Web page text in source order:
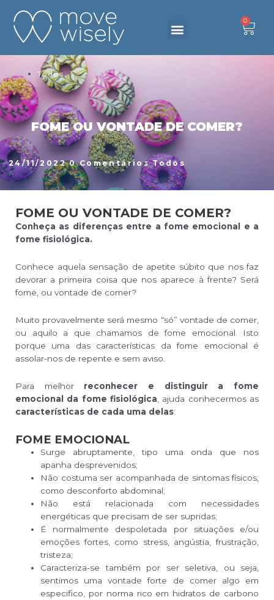
0
Todos
FOME OU VONTADE DE COMER?
24/11/2022 0 Comentários Todos
FOME OU VONTADE DE COMER?
Conheça as diferenças entre a fome emocional e a
fome fisiológica.
Conhece aquela sensação de apetite súbito que nos faz
devorar a primeira coisa que nos aparece à frente? Será
fome, ou vontade de comer?
Muito provavelmente será mesmo “só” vontade de comer,
ou aquilo a que chamamos de fome emocional. Isto
porque uma das características da fome emocional é
assolar-nos de repente e sem aviso.
Para melhor reconhecer e distinguir a fome
emocional da fome fisiológica , ajuda conhecermos as
características de cada uma delas:
FOME EMOCIONAL
Surge abruptamente, tipo uma onda que nos
apanha desprevenidos;
Não costuma ser acompanhada de sintomas físicos,
como desconforto abdominal;
Não está relacionada com necessidades
energéticas que precisam de ser supridas;
É normalmente despoletada por situações e/ou
emoções fortes, como stress, angústia, frustração,
tristeza;
Caracteriza-se também por ser seletiva, ou seja,
sentimos uma vontade forte de comer algo em
especifico, por norma rico em hidratos de carbono